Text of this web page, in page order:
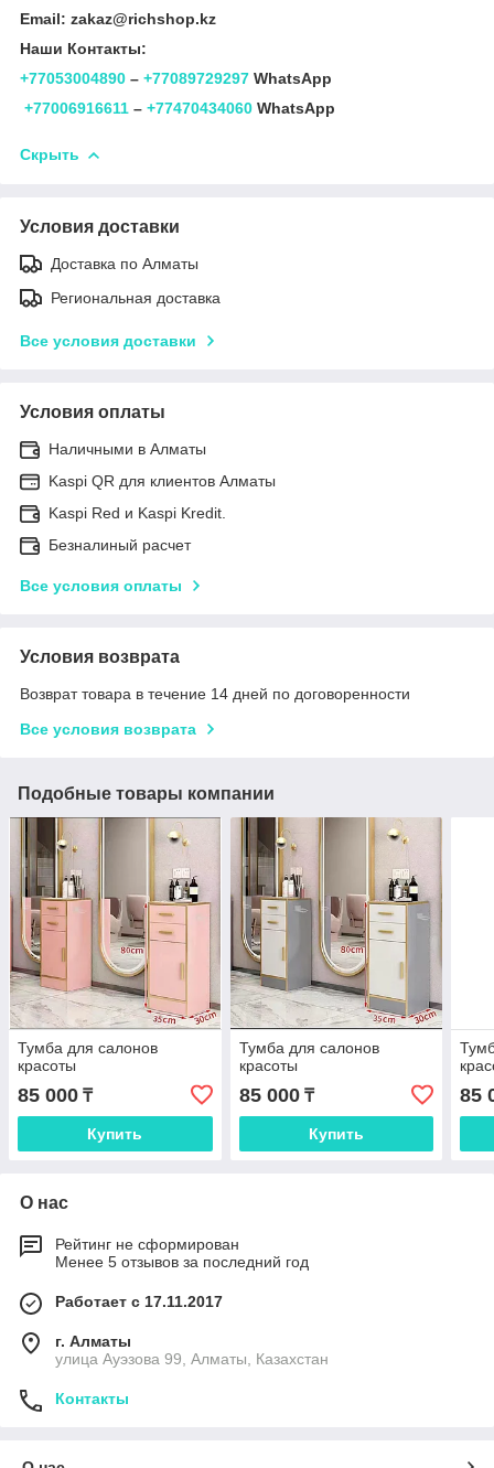
Email: zakaz@richshop.kz
Наши Контакты:
+77053004890 – +77089729297 WhatsApp
+77006916611 – +77470434060 WhatsApp
Скрыть
Условия доставки
Доставка по Алматы
Региональная доставка
Все условия доставки
Условия оплаты
Наличными в Алматы
Kaspi QR для клиентов Алматы
Kaspi Red и Kaspi Kredit.
Безналиный расчет
Все условия оплаты
Условия возврата
Возврат товара в течение 14 дней по договоренности
Все условия возврата
Подобные товары компании
Тумба для салонов
красоты
85 000 ₸
Купить
Тумба для салонов
красоты
85 000₸
Купить
85
О нас
Рейтинг не сформирован
Менее 5 отзывов за последний год
Работает с 17.11.2017
г. Алматы
улица Ауэзова 99, Алматы, Казахстан
Контакты